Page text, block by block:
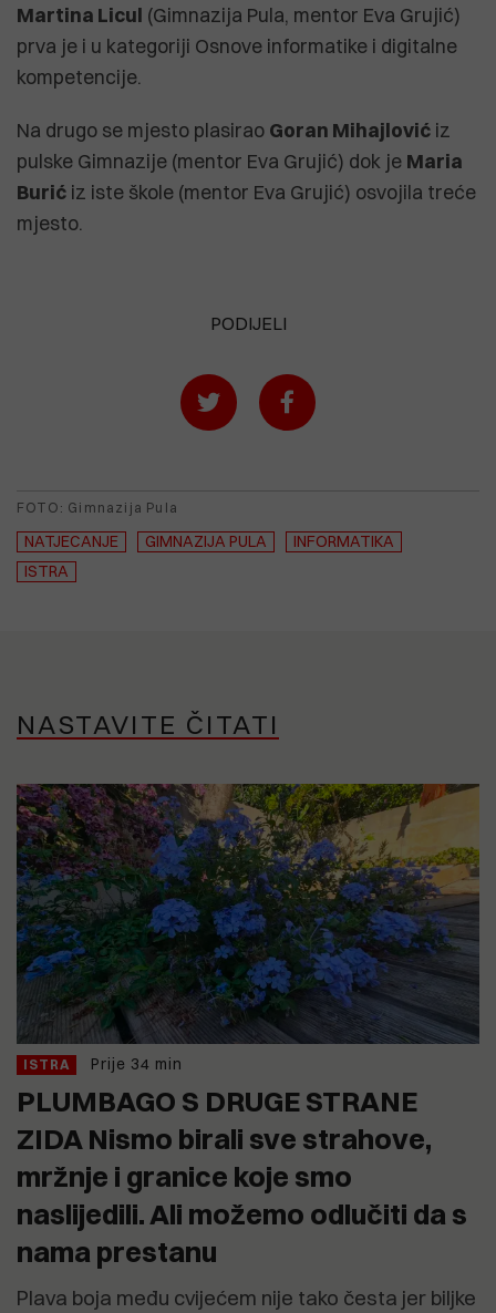
Martina Licul (Gimnazija Pula, mentor Eva Grujić)
prva je i u kategoriji Osnove informatike i digitalne
kompetencije.
Na drugo se mjesto plasirao Goran Mihajlović iz
pulske Gimnazije (mentor Eva Grujić) dok je Maria
Burić iz iste škole (mentor Eva Grujić) osvojila treće
mjesto.
PODIJELI
FOTO: Gimnazija Pula
NATJECANJE GIMNAZIJA PULA
INFORMATIKA
ISTRA
NASTAVITE ČITATI
ISTRA Prije 34 min
PLUMBAGO S DRUGE STRANE
ZIDA Nismo birali sve strahove,
mržnje i granice koje smo
naslijedili. Ali možemo odlučiti da s
nama prestanu
Plava boja među cvijećem nije tako česta jer biljke